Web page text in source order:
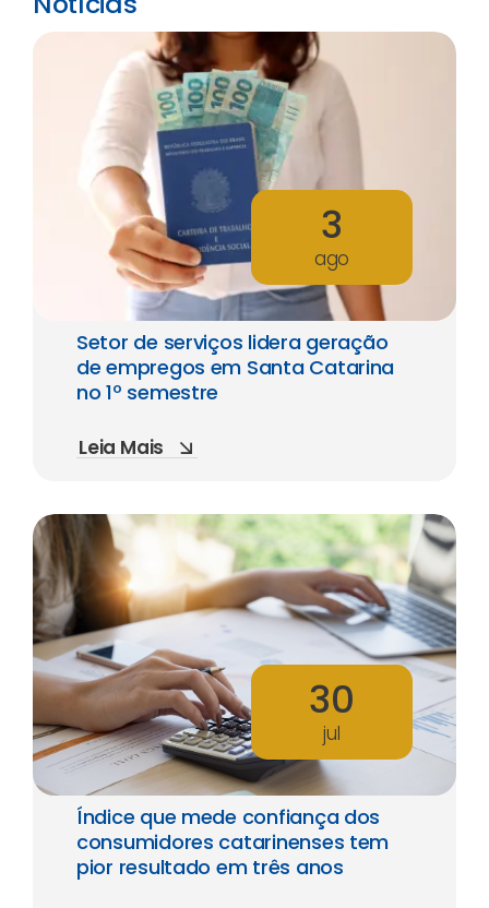
3
ago
Setor de serviços lidera geração
de empregos em Santa Catarina
no 1º semestre
Leia Mais
30
jul
Índice que mede confiança dos
consumidores catarinenses tem
pior resultado em três anos